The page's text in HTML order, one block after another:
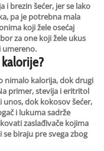
i brezin šećer, jer se lako
pa je potrebna mala
koji žele osećaj
za one koji žele ukus
umereno.
nimalo kalorija, dok drugi
primer, stevija i eritritol
unos, dok kokosov šećer,
i lukuma sadrže
zaslađivače kojima
biraju pre svega zbog